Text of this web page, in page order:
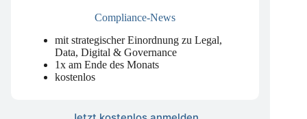
mit strategischer Einordnung zu Legal,
Data, Digital & Governance
1x am Ende des Monats